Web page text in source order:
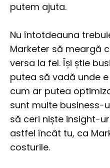
putem ajuta.
Nu întotdeauna
Marketer să meargă
versa la fel. Își știe
putea să vadă unde
cum ar putea
sunt multe business-
să ceri niște insight-
astfel încât tu, ca
costurile.